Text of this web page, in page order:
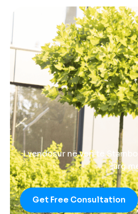
I vendosur në veri të
larg
Get Free Consultation